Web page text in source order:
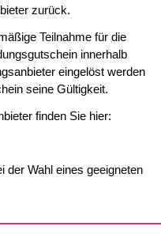
zurück.
Teilnahme für die
innerhalb
eingelöst werden
seine Gültigkeit.
finden Sie hier:
der Wahl eines geeigneten